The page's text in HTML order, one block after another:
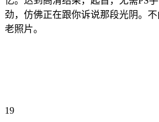
劲，仿佛正在跟你诉说那段光阴。
老照片。
19